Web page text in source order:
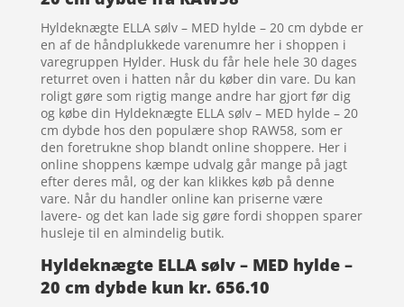
Hyldeknægte ELLA sølv – MED hylde – 20 cm dybde er
en af de håndplukkede varenumre her i shoppen i
varegruppen Hylder. Husk du får hele hele 30 dages
returret oven i hatten når du køber din vare. Du kan
roligt gøre som rigtig mange andre har gjort før dig
og købe din Hyldeknægte ELLA sølv – MED hylde – 20
cm dybde hos den populære shop RAW58, som er
den foretrukne shop blandt online shoppere. Her i
online shoppens kæmpe udvalg går mange på jagt
efter deres mål, og der kan klikkes køb på denne
vare. Når du handler online kan priserne være
lavere- og det kan lade sig gøre fordi shoppen sparer
husleje til en almindelig butik.
Hyldeknægte ELLA sølv – MED hylde –
20 cm dybde kun kr. 656.10